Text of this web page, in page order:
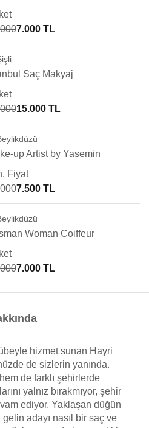
7.000 TL
Saç Makyaj
15.000 TL
up Artist by Yasemin
Fiyat
7.500 TL
Woman Coiffeur
7.000 TL
hizmet sunan Hayri
de sizlerin yanında.
de farklı şehirlerde
yalnız bırakmıyor, şehir
ediyor. Yaklaşan düğün
adayı nasıl bir saç ve